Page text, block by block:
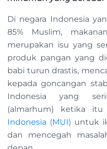
Di negara Indonesia
85% Muslim,
merupakan isu yang
produk pangan yang
babi turun drastis,
kepada goncangan
Indonesia yang
(almarhum) ketika
Indonesia (MUI) untuk
dan mencegah